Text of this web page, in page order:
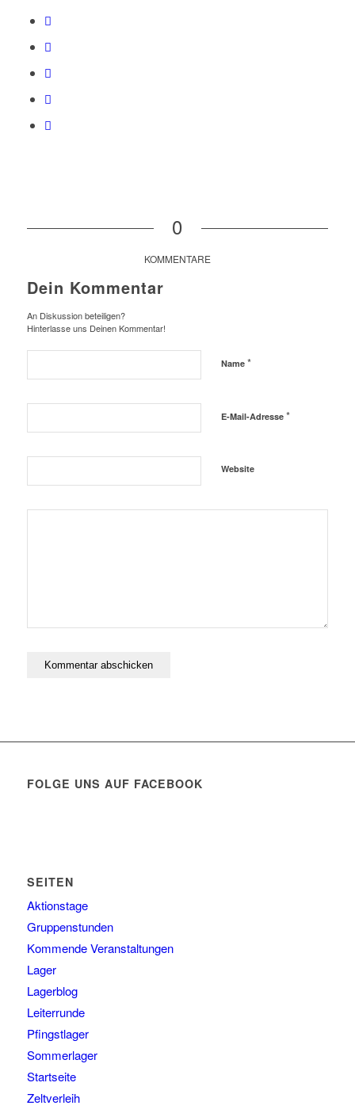
0
KOMMENTARE
Dein Kommentar
An Diskussion beteiligen?
Hinterlasse uns Deinen Kommentar!
Name *
E-Mail-Adresse *
Website
FOLGE UNS AUF FACEBOOK
SEITEN
Aktionstage
Gruppenstunden
Kommende Veranstaltungen
Lager
Lagerblog
Leiterrunde
Pfingstlager
Sommerlager
Startseite
Zeltverleih